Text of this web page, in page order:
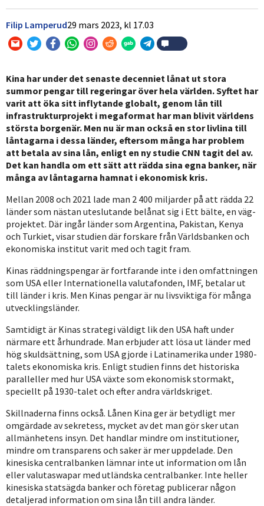
Filip Lamperud29 mars 2023, kl 17.03
Kina har under det senaste decenniet lånat ut stora
summor pengar till regeringar över hela världen. Syftet har
varit att öka sitt inflytande globalt, genom lån till
infrastrukturprojekt i megaformat har man blivit världens
största borgenär. Men nu är man också en stor livlina till
låntagarna i dessa länder, eftersom många har problem
att betala av sina lån, enligt en ny studie CNN tagit del av.
Det kan handla om ett sätt att rädda sina egna banker, när
många av låntagarna hamnat i ekonomisk kris.
Mellan 2008 och 2021 lade man 2 400 miljarder på att rädda 22
länder som nästan uteslutande belånat sig i Ett bälte, en väg-
projektet. Där ingår länder som Argentina, Pakistan, Kenya
och Turkiet, visar studien där forskare från Världsbanken och
ekonomiska institut varit med och tagit fram.
Kinas räddningspengar är fortfarande inte i den omfattningen
som USA eller Internationella valutafonden, IMF, betalar ut
till länder i kris. Men Kinas pengar är nu livsviktiga för många
utvecklingsländer.
Samtidigt är Kinas strategi väldigt lik den USA haft under
närmare ett århundrade. Man erbjuder att lösa ut länder med
hög skuldsättning, som USA gjorde i Latinamerika under 1980-
talets ekonomiska kris. Enligt studien finns det historiska
paralleller med hur USA växte som ekonomisk stormakt,
speciellt på 1930-talet och efter andra världskriget.
Skillnaderna finns också. Lånen Kina ger är betydligt mer
omgärdade av sekretess, mycket av det man gör sker utan
allmänhetens insyn. Det handlar mindre om institutioner,
mindre om transparens och saker är mer uppdelade. Den
kinesiska centralbanken lämnar inte ut information om lån
eller valutaswapar med utländska centralbanker. Inte heller
kinesiska statsägda banker och företag publicerar någon
detaljerad information om sina lån till andra länder.